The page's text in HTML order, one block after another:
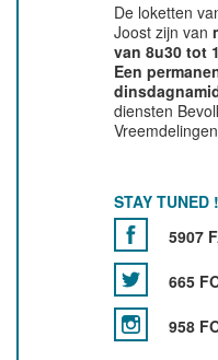
De loketten
Joost zijn van
van 8u30 tot
Een
diensten
STAY TUNED !
5907
665
958